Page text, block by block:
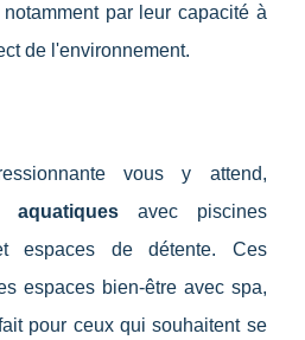
par leur capacité à
de l'environnement.
vous y attend,
aquatiquesavec piscines
espaces de détente. Ces
espaces bien-être avec spa,
pour ceux qui souhaitent se